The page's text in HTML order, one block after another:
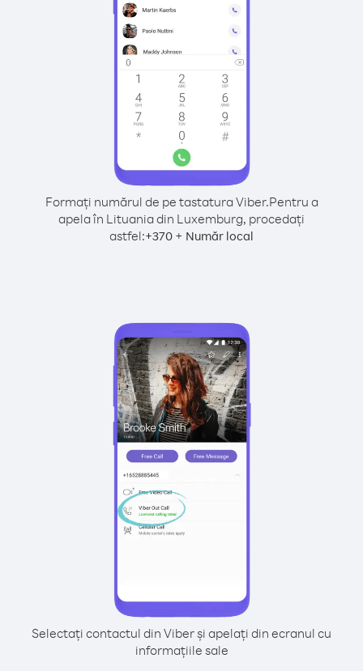
Formați numărul de pe tastatura Viber.Pentru a
apela în Lituania din Luxemburg, procedați
astfel:+370 + Număr local
Selectați contactul din Viber și apelați din ecranul cu
informațiile sale